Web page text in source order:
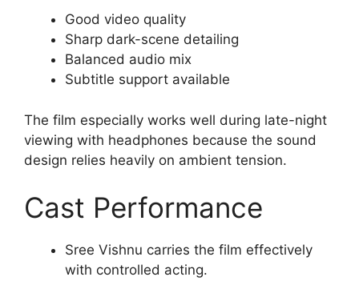
Good video quality
Sharp dark-scene detailing
Balanced audio mix
Subtitle support available
The film especially works well during late-night
viewing with headphones because the sound
design relies heavily on ambient tension.
Cast Performance
Sree Vishnu carries the film effectively
with controlled acting.